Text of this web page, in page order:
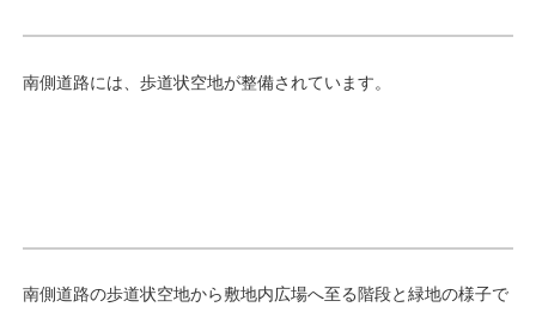
南側道路には、歩道状空地が整備されています。
南側道路の歩道状空地から敷地内広場へ至る階段と緑地の様子で